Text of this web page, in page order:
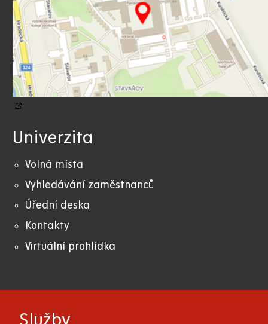
Univerzita
Volná místa
Vyhledávání zaměstnanců
Úřední deska
Kontakty
Virtuální prohlídka